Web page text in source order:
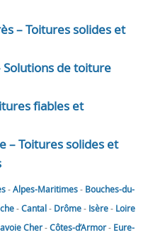
– Toitures solides et
Solutions de toiture
fiables et
– Toitures solides et
-Alpes-Maritimes- Bouches-du-
-Cantal- Drôme- Isère- Loire
Cher-Côtes-d’Armor- Eure-